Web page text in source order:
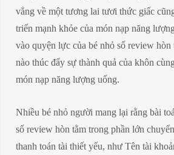
vẳng về một tương lai tươi thức giấc
triển mạnh khỏe của món nạp năng
vào quyện lực của bé nhỏ số review hòn
nào thúc đẩy sự thành quả của khôn
món nạp năng lượng uống.
Nhiều bé nhỏ người mang lại rằng bài
số review hòn tằm trong phần lớn
thanh toán tài thiết yếu, như Tên tài